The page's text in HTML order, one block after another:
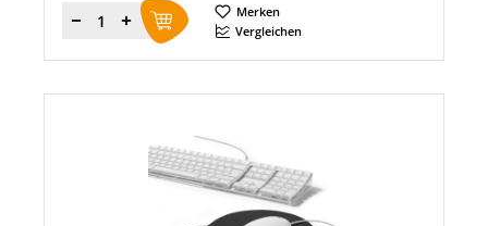
Menge
Merken
Vergleichen